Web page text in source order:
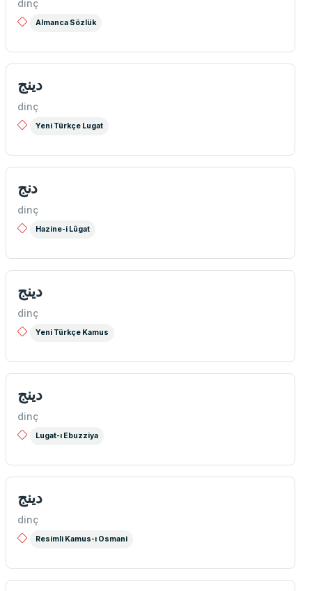
dinç
Almanca Sözlük
دینج
dinç
Yeni Türkçe Lugat
دنج
dinç
Hazine-i Lûgat
دينج
dinç
Yeni Türkçe Kamus
دینج
dinç
Lugat-ı Ebuzziya
دینج
dinç
Resimli Kamus-ı Osmani